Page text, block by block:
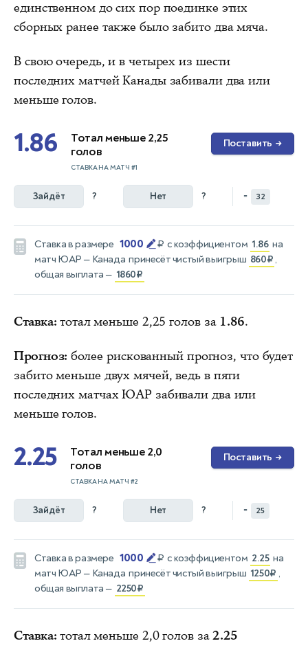
единственном до сих пор поединке этих
сборных ранее также было забито два мяча.
В свою очередь, и в четырех из шести
последних матчей Канады забивали два или
меньше голов.
1.86
Тотал меньше 2,25
голов
СТАВКА НА МАТЧ #1
Поставить →
Зайдёт ? Нет ? = 32
Ставка в размере 1000 ₽ с коэффициентом 1.86 на
матч ЮАР — Канада принесёт чистый выигрыш 860₽ ,
общая выплата — 1860₽
Ставка: тотал меньше 2,25 голов за 1.86.
Прогноз: более рискованный прогноз, что будет
забито меньше двух мячей, ведь в пяти
последних матчах ЮАР забивали два или
меньше голов.
2.25
Тотал меньше 2,0
голов
СТАВКА НА МАТЧ #2
Поставить →
Зайдёт ? Нет ? = 25
Ставка в размере 1000 ₽ с коэффициентом 2.25 на
матч ЮАР — Канада принесёт чистый выигрыш 1250₽ ,
общая выплата — 2250₽
Ставка: тотал меньше 2,0 голов за2.25